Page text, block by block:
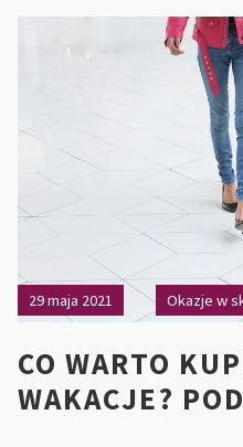
29 maja 2021 Okazje w
CO WARTO
WAKACJE?